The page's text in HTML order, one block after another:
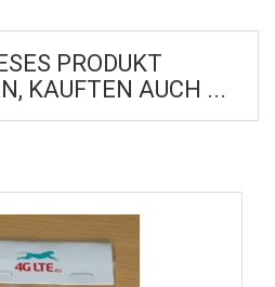
PRODUKT
KAUFTEN AUCH ...